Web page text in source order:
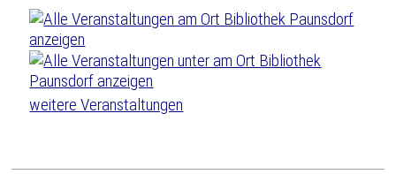
weitere Veranstaltungen